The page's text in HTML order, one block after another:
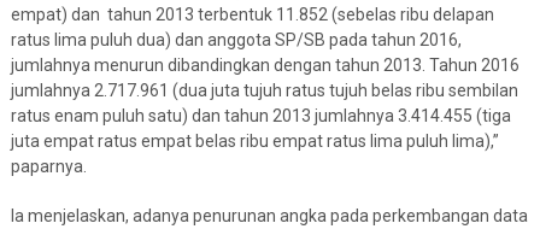
empat) dan tahun 2013 terbentuk 11.852 (sebelas ribu delapan
ratus lima puluh dua) dan anggota SP/SB pada tahun 2016,
jumlahnya menurun dibandingkan dengan tahun 2013. Tahun 2016
jumlahnya 2.717.961 (dua juta tujuh ratus tujuh belas ribu sembilan
ratus enam puluh satu) dan tahun 2013 jumlahnya 3.414.455 (tiga
juta empat ratus empat belas ribu empat ratus lima puluh lima),”
paparnya.
Ia menjelaskan, adanya penurunan angka pada perkembangan data